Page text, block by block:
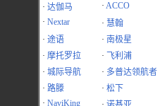
· 达伽马 · ACCO
· Nextar · 慧翰
· 途语 · 南极星
· 摩托罗拉 ·
飞利浦
· 城际导航 · 多普达领航者
· 路滕 · 松下
· NaviKing